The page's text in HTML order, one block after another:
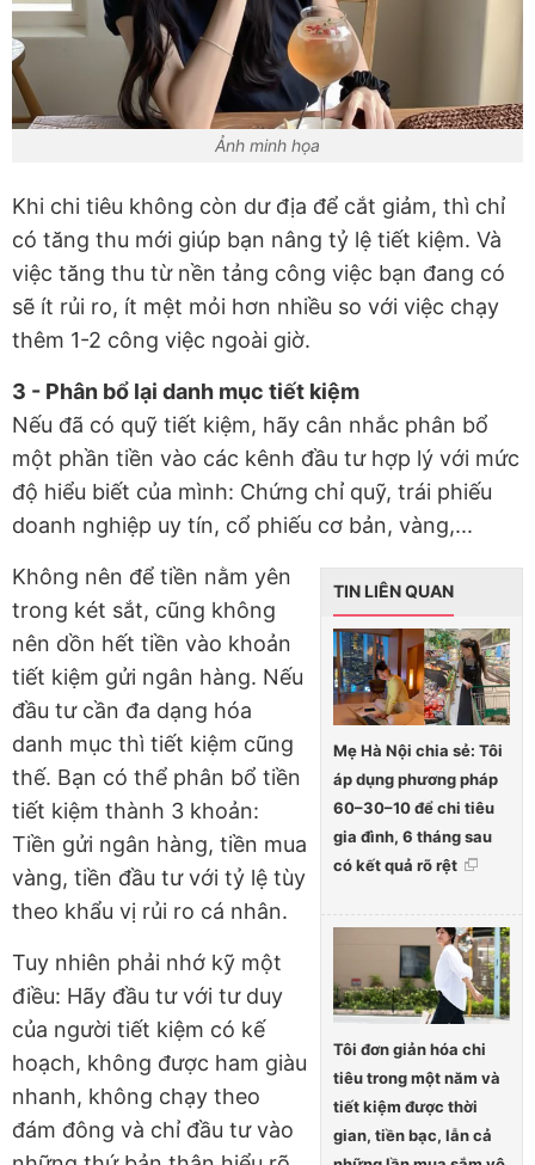
Ảnh minh họa
Khi chi tiêu không còn dư địa để cắt giảm, thì chỉ
có tăng thu mới giúp bạn nâng tỷ lệ tiết kiệm. Và
việc tăng thu từ nền tảng công việc bạn đang có
sẽ ít rủi ro, ít mệt mỏi hơn nhiều so với việc chạy
thêm 1-2 công việc ngoài giờ.
3 - Phân bổ lại danh mục tiết kiệm
Nếu đã có quỹ tiết kiệm, hãy cân nhắc phân bổ
một phần tiền vào các kênh đầu tư hợp lý với mức
độ hiểu biết của mình: Chứng chỉ quỹ, trái phiếu
doanh nghiệp uy tín, cổ phiếu cơ bản, vàng,...
TIN LIÊN QUAN
Mẹ Hà Nội chia sẻ: Tôi
áp dụng phương pháp
60–30–10 để chi tiêu
gia đình, 6 tháng sau
có kết quả rõ rệt
Tôi đơn giản hóa chi
tiêu trong một năm và
tiết kiệm được thời
gian, tiền bạc, lẫn cả
Không nên để tiền nằm yên
trong két sắt, cũng không
nên dồn hết tiền vào khoản
tiết kiệm gửi ngân hàng. Nếu
đầu tư cần đa dạng hóa
danh mục thì tiết kiệm cũng
thế. Bạn có thể phân bổ tiền
tiết kiệm thành 3 khoản:
Tiền gửi ngân hàng, tiền mua
vàng, tiền đầu tư với tỷ lệ tùy
theo khẩu vị rủi ro cá nhân.
Tuy nhiên phải nhớ kỹ một
điều: Hãy đầu tư với tư duy
của người tiết kiệm có kế
hoạch, không được ham giàu
nhanh, không chạy theo
đám đông và chỉ đầu tư vào